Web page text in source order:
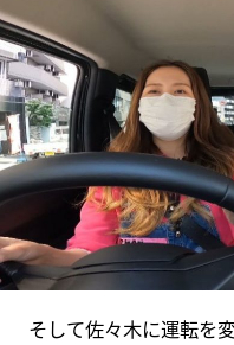
そして佐々木に運転を